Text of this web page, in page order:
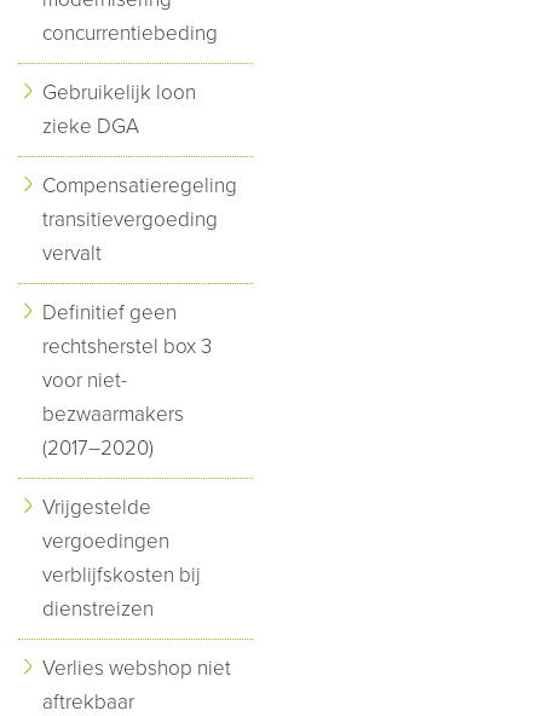
concurrentiebeding
Gebruikelijk loon
zieke DGA
Compensatieregeling
transitievergoeding
vervalt
Definitief geen
rechtsherstel box 3
voor niet-
bezwaarmakers
(2017–2020)
Vrijgestelde
vergoedingen
verblijfskosten bij
dienstreizen
Verlies webshop niet
aftrekbaar